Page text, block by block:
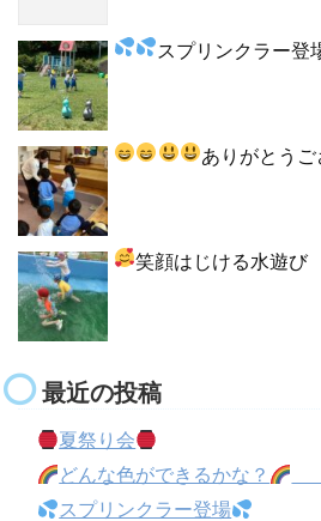
スプリンクラー登
ありがとうご
笑顔はじける水遊び
最近の投稿
夏祭り会
どんな色ができるかな？
スプリンクラー登場